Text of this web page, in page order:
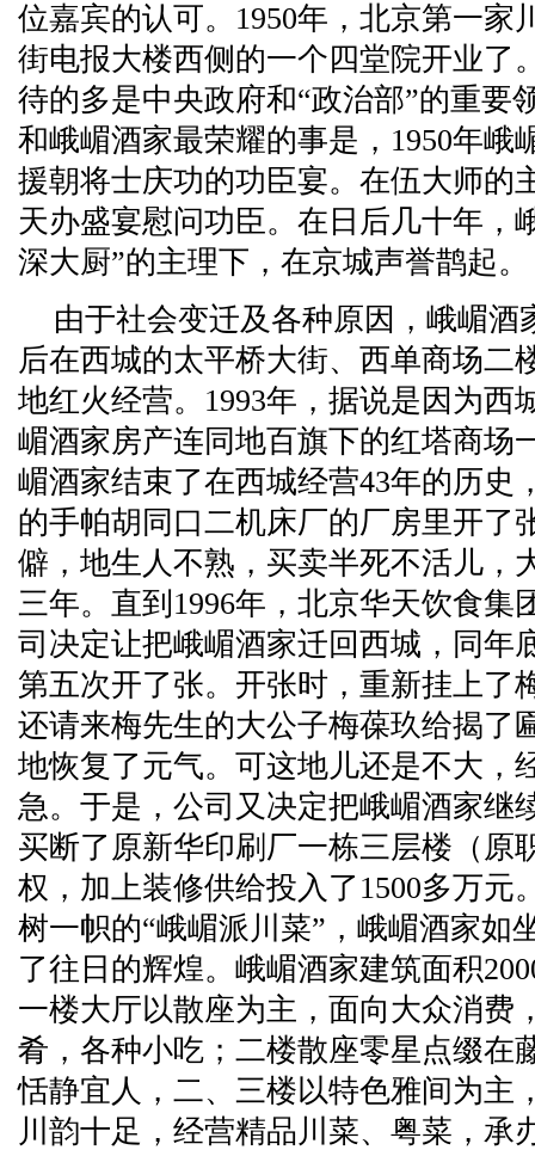
位嘉宾的认可。1950年，北京第一家
街电报大楼西侧的一个四堂院开业了
待的多是中央政府和“政治部”的重要
和峨嵋酒家最荣耀的事是，1950年峨
援朝将士庆功的功臣宴。在伍大师的
天办盛宴慰问功臣。在日后几十年，
深大厨”的主理下，在京城声誉鹊起。
由于社会变迁及各种原因，峨嵋酒
后在西城的太平桥大街、西单商场二
地红火经营。1993年，据说是因为西
嵋酒家房产连同地百旗下的红塔商场
嵋酒家结束了在西城经营43年的历史
的手帕胡同口二机床厂的厂房里开了
僻，地生人不熟，买卖半死不活儿，
三年。直到1996年，北京华天饮食集
司决定让把峨嵋酒家迁回西城，同年
第五次开了张。开张时，重新挂上了
还请来梅先生的大公子梅葆玖给揭了
地恢复了元气。可这地儿还是不大，
急。于是，公司又决定把峨嵋酒家继
买断了原新华印刷厂一栋三层楼（原
权，加上装修供给投入了1500多万元
树一帜的“峨嵋派川菜”，峨嵋酒家如
了往日的辉煌。峨嵋酒家建筑面积
一楼大厅以散座为主，面向大众消费
肴，各种小吃；二楼散座零星点缀在
恬静宜人，二、三楼以特色雅间为主
川韵十足，经营精品川菜、粤菜，承